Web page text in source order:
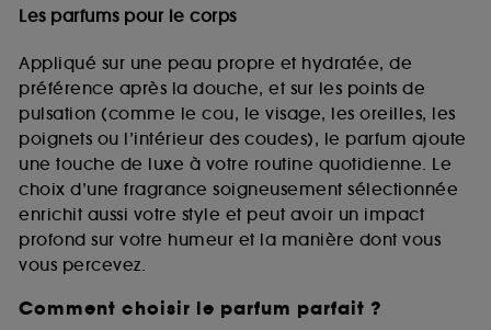
Les parfums pour le corps
Appliqué sur une peau propre et hydratée, de
préférence après la douche, et sur les points de
pulsation (comme le cou, le visage, les oreilles, les
poignets ou l’intérieur des coudes), le parfum ajoute
une touche de luxe à votre routine quotidienne. Le
choix d’une fragrance soigneusement sélectionnée
enrichit aussi votre style et peut avoir un impact
profond sur votre humeur et la manière dont vous
vous percevez.
Comment choisir le parfum parfait ?
fraudes aux moyens de paiement et les
usurpations d’identité.
Cookies fonctionnels :il s’agit de cookies
permettant l’affichage et/ou la fourniture de
certaines fonctionnalités du site, tel que les
cookies d’authentification qui sont utilisés afin de
vous faire bénéficier de l’authentification
prolongée vous permettant d’accéder à votre
compte lors de votre prochaine visite sur le site
sans saisir à nouveau votre identifiant et mot de
passe.
A l'exception des cookies techniques, le dépôt et la